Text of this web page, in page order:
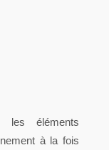
les éléments
à la fois